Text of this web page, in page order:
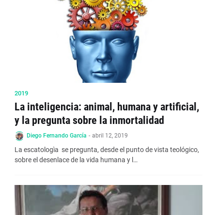
2019
La inteligencia: animal, humana y artificial,
y la pregunta sobre la inmortalidad
Diego Fernando García - abril 12, 2019
La escatologìa se pregunta, desde el punto de vista teológico,
sobre el desenlace de la vida humana y l…